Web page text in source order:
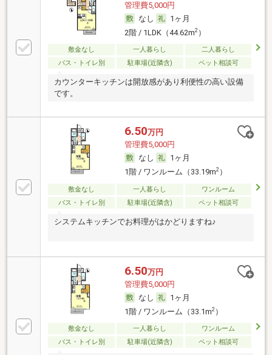
管理費5,000円
なし
1ヶ月
2階 / 1LDK（44.62m2）
敷金なし 一人暮らし
二人暮らし
バス・トイレ別
駐車場(近隣含) ペット相談可
カウンターキッチンは開放感があり利便性の高い設備
です。
6.50万円
管理費5,000円
なし
1ヶ月
1階 / ワンルーム（33.19m2）
敷金なし 一人暮らし
ワンルーム
バス・トイレ別
駐車場(近隣含) ペット相談可
システムキッチンでお料理がはかどりますね♪
6.50万円
管理費5,000円
なし
1ヶ月
1階 / ワンルーム（33.1m2）
敷金なし 一人暮らし
ワンルーム
バス・トイレ別
駐車場(近隣含) ペット相談可